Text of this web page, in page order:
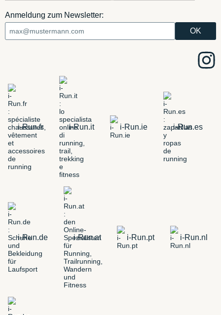
Anmeldung zum Newsletter:
i-Run.fr i-Run.it i-Run.ie i-Run.es
i-Run.de i-Run.at i-Run.pt i-Run.nl